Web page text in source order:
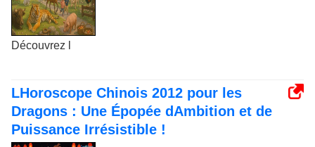
Découvrez l
LHoroscope Chinois 2012 pour les
Dragons : Une Épopée dAmbition et de
Puissance Irrésistible !